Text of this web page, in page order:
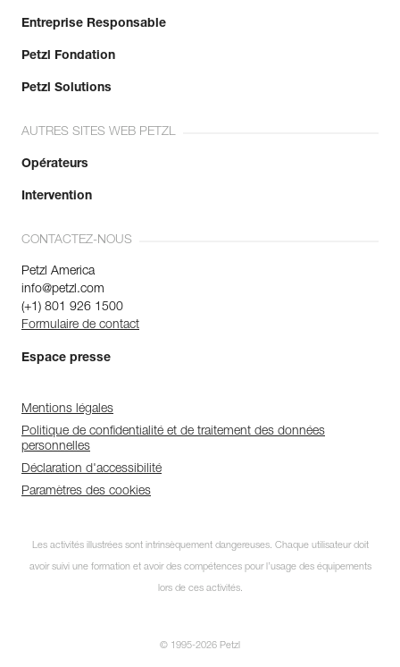
Entreprise Responsable
Petzl Fondation
Petzl Solutions
AUTRES SITES WEB PETZL
Opérateurs
Intervention
CONTACTEZ-NOUS
Petzl America
info@petzl.com
(+1) 801 926 1500
Formulaire de contact
Espace presse
Mentions légales
Politique de confidentialité et de traitement des données
personnelles
Déclaration d'accessibilité
Paramètres des cookies
Les activités illustrées sont intrinsèquement dangereuses. Chaque utilisateur doit
avoir suivi une formation et avoir des compétences pour l’usage des équipements
lors de ces activités.
© 1995-2026 Petzl